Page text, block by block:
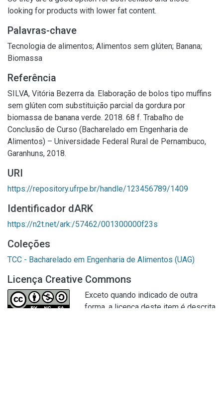
looking for products with lower fat content.
Palavras-chave
Tecnologia de alimentos; Alimentos sem glúten; Banana;
Biomassa
Referência
SILVA, Vitória Bezerra da. Elaboração de bolos tipo muffins
sem glúten com substituição parcial da gordura por
biomassa de banana verde. 2018. 68 f. Trabalho de
Conclusão de Curso (Bacharelado em Engenharia de
Alimentos) – Universidade Federal Rural de Pernambuco,
Garanhuns, 2018.
URI
https://repository.ufrpe.br/handle/123456789/1409
Identificador dARK
https://n2t.net/ark:/57462/001300000f23s
Coleções
TCC - Bacharelado em Engenharia de Alimentos (UAG)
Licença Creative Commons
Exceto quando indicado de outra
forma, a licença deste item é descrita